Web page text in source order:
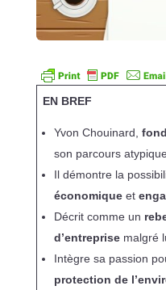
EN BREF
Yvon Chouinard,
son parcours
Il démontre la
économiqueet
Décrit comme un
d’entreprisemalgré
Intègre sa passion
protection de